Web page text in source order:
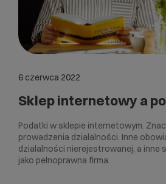
6 czerwca 2022
Sklep internetowy a
Podatki w sklepie internetowym.
prowadzenia działalności. Inne
działalności nierejestrowanej, a inne
jako pełnoprawna firma.